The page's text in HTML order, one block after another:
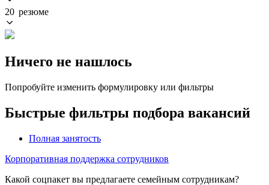
20 резюме
Ничего не нашлось
Попробуйте изменить формулировку или фильтры
Быстрые фильтры подбора вакансий
Полная занятость
Корпоративная поддержка сотрудников
Какой соцпакет вы предлагаете семейным сотрудникам?